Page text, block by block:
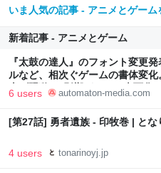
いま人気の記事 - アニメとゲーム
新着記事 - アニメとゲーム
『太鼓の達人』のフォント変更
ルなど、相次ぐゲームの書体変
上げ騒動”の影響が、いま表面化
6 users automaton-media.com
[第27話] 勇者遺族 - 印牧巻 | とな
4 users tonarinoyj.jp